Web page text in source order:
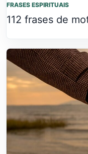
FRASES ESPIRITUAIS
112 frases de